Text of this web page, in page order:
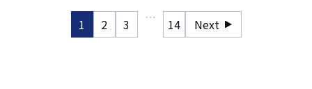
1 2 3 … 14 Next